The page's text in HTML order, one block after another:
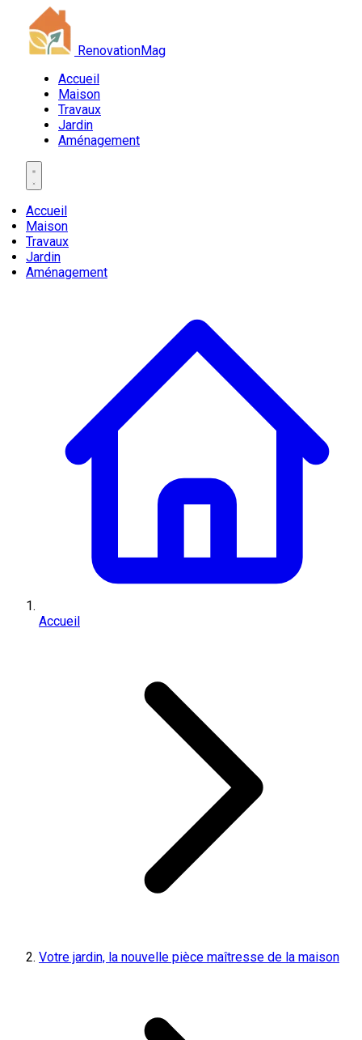
RenovationMag
Accueil
Maison
Travaux
Jardin
Aménagement
Accueil
Maison
Travaux
Jardin
Aménagement
Accueil
Votre jardin, la nouvelle pièce maîtresse de la maison